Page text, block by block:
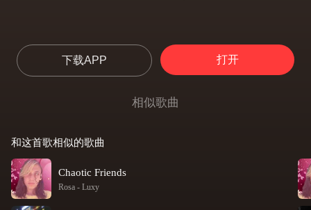
下载APP 打开
相似歌曲
和这首歌相似的歌曲
Chaotic Friends
Rosa - Luxy